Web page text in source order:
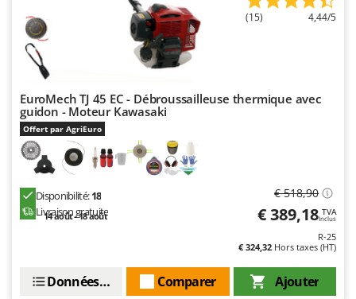
Stocker
Sunseeker
T
Tecla
TecnoGen
Tellarini Pompe
Telwin
Tenco
Tineco
(15) 4,44/5
EuroMech TJ 45 EC - Débroussailleuse thermique avec
guidon - Moteur Kawasaki
Offert par AgriEuro
Disponibilité:18
Livraison gratuite
14 août - 18 août
€ 518,90
€ 389,18 TVA
Inclus
R-25
€ 324,32 Hors taxes (HT)
Ajouter
Comparer
Données techniques